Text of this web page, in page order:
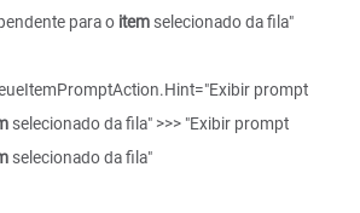
para o itemselecionado da fila"
prompt
selecionado da fila" >>> "Exibir prompt
selecionado da fila"